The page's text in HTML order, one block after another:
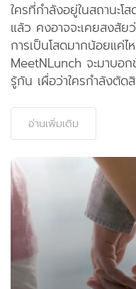
ใครที่กำลังอยู่ในสถานะ
แล้ว คงอาจจะเคยสงสั
การเป็นโสดมากน้อยแค่
MeetNLunch จะมาบอ
รู้กัน เผื่อว่าใครกำลังตัด
อ่านเพิ่มเติม